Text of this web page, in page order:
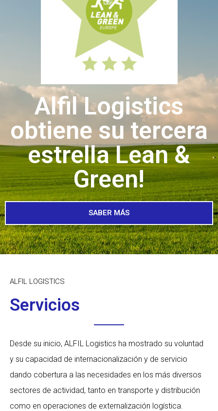
Alfil Logistics
obtiene su tercera
estrella Lean &
Green!
SABER MÁS
ALFIL LOGISTICS
Servicios
Desde su inicio, ALFIL Logistics ha mostrado su voluntad
y su capacidad de internacionalización y de servicio
dando cobertura a las necesidades en los más diversos
sectores de actividad, tanto en transporte y distribución
como en operaciones de externalización logística.